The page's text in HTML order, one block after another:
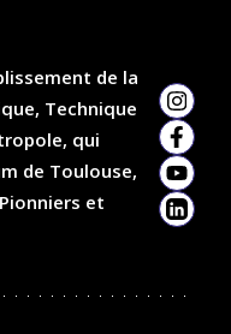
de la
Technique
qui
de Toulouse,
et